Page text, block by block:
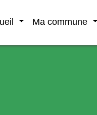
Ma commune